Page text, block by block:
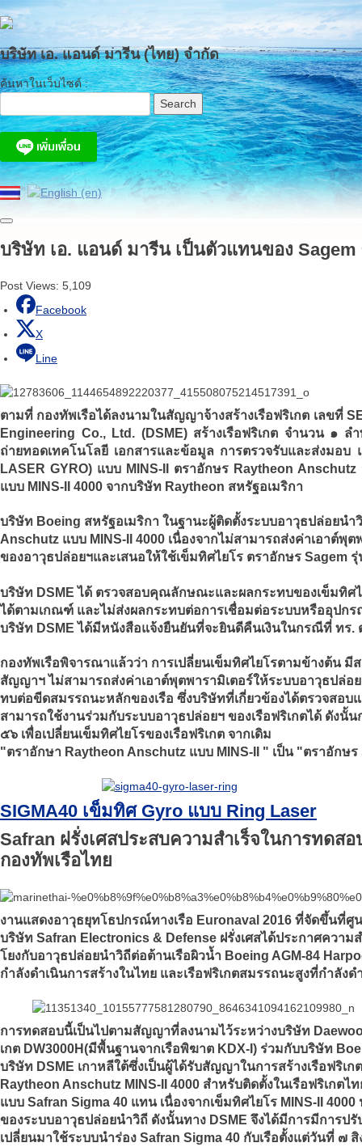
Skip
to
บริษัท เอ. แอนด์ มารีน (ไทย) จำกัด
ค้นหาในเว็บไซต์ :
บริษัท เอ. แอนด์ มารีน เป็นตัวแทนของ
Post Views: 5,109
Facebook
X
Line
ตามที่ กองทัพเรือได้ลงนามในสัญญาจ้างสร้างเรือฟริเกต เลขที่
Engineering Co., Ltd. (DSME) สร้างเรือฟริเกต จำนวน ๑
ถ่ายทอดเทคโนโลยี เอกสารและข้อมูล การตรวจรับและส่งมอ
LASER GYRO) แบบ MINS-II ตราอักษร Raytheon
แบบ MINS-II 4000 จากบริษัท Raytheon สหรัฐอเมริกา
บริษัท Boeing สหรัฐอเมริกา ในฐานะผู้ติดตั้งระบบอาวุธปล่อยน
Anschutz แบบ MINS-II 4000 เนื่องจากไม่สามารถส่งค่าเอาต์
ของอาวุธปล่อยฯและเสนอให้ใช้เข็มทิศไยโร ตราอักษร Sagem
บริษัท DSME ได้ ตรวจสอบคุณลักษณะและผลกระทบของเข็มทิศ
ได้ตามเกณฑ์ และไม่ส่งผลกระทบต่อการเชื่อมต่อระบบหรืออุปก
บริษัท DSME ได้มีหนังสือแจ้งยืนยันที่จะยินดีคืนเงินในกรณีที่ ทร
กองทัพเรือพิจารณาแล้วว่า การเปลี่ยนเข็มทิศไยโรตามข้างต้น มี
สัญญาฯ ไม่สามารถส่งค่าเอาต์พุตพารามิเตอร์ให้ระบบอาวุธปล่
ทบต่อขีดสมรรถนะหลักของเรือ ซึ่งบริษัทที่เกี่ยวข้องได้ตรวจสอบ
สามารถใช้งานร่วมกับระบบอาวุธปล่อยฯ ของเรือฟริเกตได้ ดังนั้
๕๖ เพื่อเปลี่ยนเข็มทิศไยโรของเรือฟริเกต จากเดิม
"ตราอักษา Raytheon Anschutz แบบ MINS-II " เป็น "ตราอักษร
SIGMA40 เข็มทิศ Gyro แบบ Ring Laser
Safran ฝรั่งเศสประสบความสำเร็จในการทดส
กองทัพเรือไทย
งานแสดงอาวุธยุทโธปกรณ์ทางเรือ Euronaval 2016 ที่จัดขึ้นที่
บริษัท Safran Electronics & Defense ฝรั่งเศสได้ประกาศควา
โยงกับอาวุธปล่อยนำวิถีต่อต้านเรือผิวน้ำ Boeing AGM-84
กำลังดำเนินการสร้างในไทย และเรือฟริเกตสมรรถนะสูงที่กำลัง
การทดสอบนี้เป็นไปตามสัญญาที่ลงนามไว้ระหว่างบริษัท
เกต DW3000H(มีพื้นฐานจากเรือพิฆาต KDX-I) ร่วมกับบริษัท
บริษัท DSME เกาหลีใต้ซึ่งเป็นผู้ได้รับสัญญาในการสร้างเรือฟริเ
Raytheon Anschutz MINS-II 4000 สำหรับติดตั้งในเรือฟริเกต
แบบ Safran Sigma 40 แทน เนื่องจากเข็มทิศไยโร MINS-II
ของระบบอาวุธปล่อยนำวิถี ดังนั้นทาง DSME จึงได้มีการมีการ
เปลี่ยนมาใช้ระบบนำร่อง Safran Sigma 40 กับเรือตั้งแต่วันที่ ๗